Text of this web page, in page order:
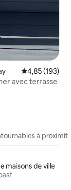
Évaluation
4,85 (193)
avec terrasse
à
maisons de ville